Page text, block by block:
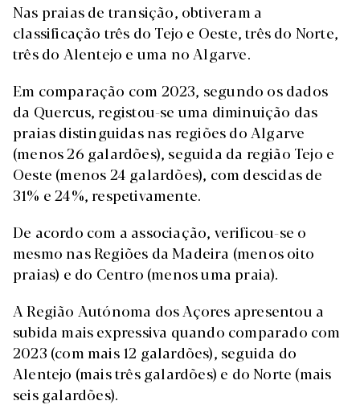
Nas praias de transição, obtiveram a
classificação três do Tejo e Oeste, três do Norte,
três do Alentejo e uma no Algarve.
Em comparação com 2023, segundo os dados
da Quercus, registou-se uma diminuição das
praias distinguidas nas regiões do Algarve
(menos 26 galardões), seguida da região Tejo e
Oeste (menos 24 galardões), com descidas de
31% e 24%, respetivamente.
De acordo com a associação, verificou-se o
mesmo nas Regiões da Madeira (menos oito
praias) e do Centro (menos uma praia).
A Região Autónoma dos Açores apresentou a
subida mais expressiva quando comparado com
2023 (com mais 12 galardões), seguida do
Alentejo (mais três galardões) e do Norte (mais
seis galardões).